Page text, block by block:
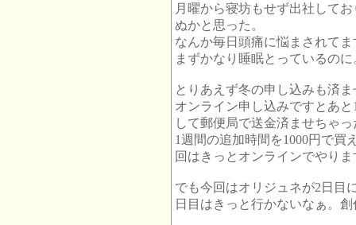
月曜から寝坊もせず出社して
ぬかと思った。
なんか毎日頭痛に悩まされて
まずかなり睡眠とっているのに
とりあえず冬の申し込みも済
オンライン申し込みですとあ
して郵便局で送金済ませちゃ
1週間の追加時間を1000円で買
回はきっとオンラインでやり
でも今回はオリジュネが2日目
日目はきっと行かないなぁ。